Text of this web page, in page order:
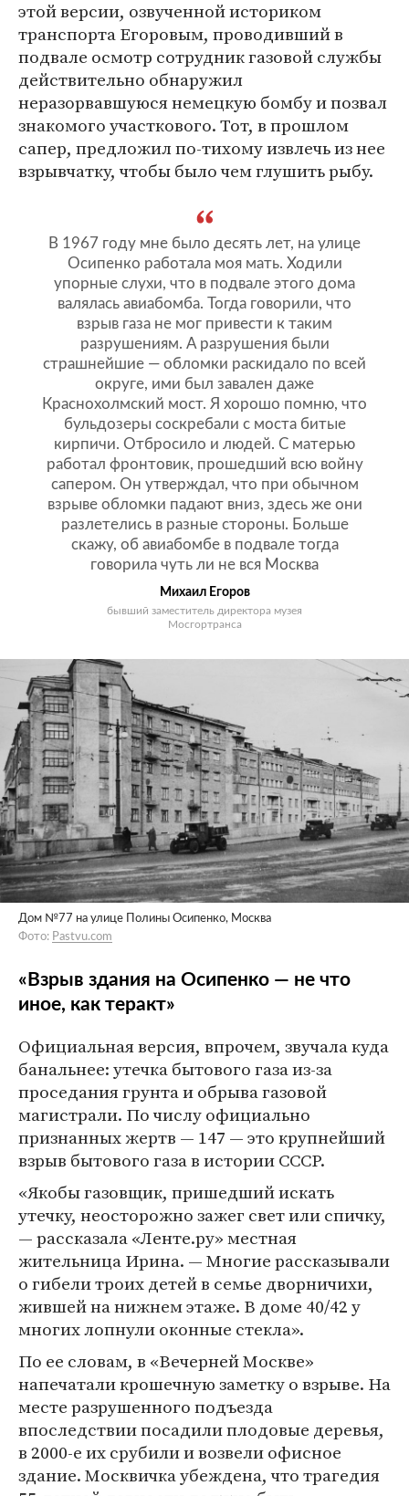
этой версии, озвученной историком
транспорта Егоровым, проводивший в
подвале осмотр сотрудник газовой службы
действительно обнаружил
неразорвавшуюся немецкую бомбу и позвал
знакомого участкового. Тот, в прошлом
сапер, предложил по-тихому извлечь из нее
взрывчатку, чтобы было чем глушить рыбу.
В 1967 году мне было десять лет, на улице
Осипенко работала моя мать. Ходили
упорные слухи, что в подвале этого дома
валялась авиабомба. Тогда говорили, что
взрыв газа не мог привести к таким
разрушениям. А разрушения были
страшнейшие — обломки раскидало по всей
округе, ими был завален даже
Краснохолмский мост. Я хорошо помню, что
бульдозеры соскребали с моста битые
кирпичи. Отбросило и людей. С матерью
работал фронтовик, прошедший всю войну
сапером. Он утверждал, что при обычном
взрыве обломки падают вниз, здесь же они
разлетелись в разные стороны. Больше
скажу, об авиабомбе в подвале тогда
говорила чуть ли не вся Москва
Михаил Егоров
бывший заместитель директора музея
Мосгортранса
Дом №77 на улице Полины Осипенко, Москва
Фото: Pastvu.com
«Взрыв здания на Осипенко — не что
иное, как теракт»
Официальная версия, впрочем, звучала куда
банальнее: утечка бытового газа из-за
проседания грунта и обрыва газовой
магистрали. По числу официально
признанных жертв — 147 — это крупнейший
взрыв бытового газа в истории СССР.
«Якобы газовщик, пришедший искать
утечку, неосторожно зажег свет или спичку,
— рассказала «Ленте.ру» местная
жительница Ирина. — Многие рассказывали
о гибели троих детей в семье дворничихи,
жившей на нижнем этаже. В доме 40/42 у
многих лопнули оконные стекла».
По ее словам, в «Вечерней Москве»
напечатали крошечную заметку о взрыве. На
месте разрушенного подъезда
впоследствии посадили плодовые деревья,
в 2000-е их срубили и возвели офисное
здание. Москвичка убеждена, что трагедия